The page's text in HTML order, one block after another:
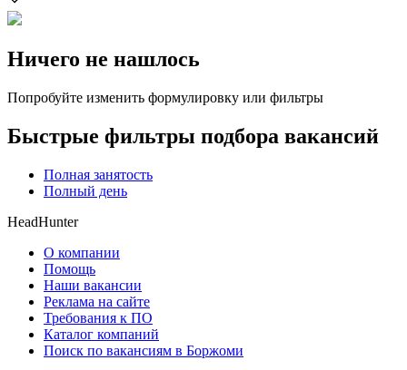
Ничего не нашлось
Попробуйте изменить формулировку или фильтры
Быстрые фильтры подбора вакансий
Полная занятость
Полный день
HeadHunter
О компании
Помощь
Наши вакансии
Реклама на сайте
Требования к ПО
Каталог компаний
Поиск по вакансиям в Боржоми